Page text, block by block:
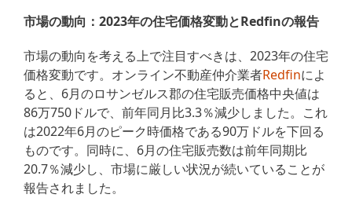
市場の動向：2023年の住宅価格変動とRedfinの報告
市場の動向を考える上で注目すべきは、2023年の住宅
価格変動です。オンライン不動産仲介業者Redfinによ
ると、6月のロサンゼルス郡の住宅販売価格中央値は
86万750ドルで、前年同月比3.3％減少しました。これ
は2022年6月のピーク時価格である90万ドルを下回る
ものです。同時に、6月の住宅販売数は前年同期比
20.7％減少し、市場に厳しい状況が続いていることが
報告されました。